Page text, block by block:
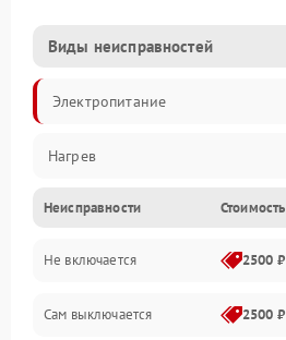
Виды неисправностей
Электропитание
Нагрев
Неисправности Стоимость
Не включается 2500 ₽
Сам выключается 2500 ₽